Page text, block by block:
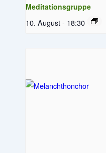
Meditationsgruppe
10. August - 18:30